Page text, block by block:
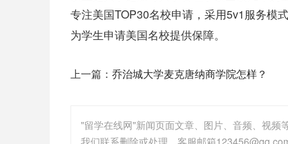
专注美国TOP30名校申请，采用5v1服务模
为学生申请美国名校提供保障。
上一篇： 乔治城大学麦克唐纳商学院怎样？
"留学在线网"新闻页面文章、图片、音频、视